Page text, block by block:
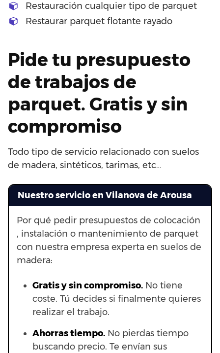
Restauración cualquier tipo de parquet
Restaurar parquet flotante rayado
Pide tu presupuesto
de trabajos de
parquet. Gratis y sin
compromiso
Todo tipo de servicio relacionado con suelos
de madera, sintéticos, tarimas, etc…
Nuestro servicio en Vilanova de Arousa
Por qué pedir presupuestos de colocación
, instalación o mantenimiento de parquet
con nuestra empresa experta en suelos de
madera:
Gratis y sin compromiso. No tiene
coste. Tú decides si finalmente quieres
realizar el trabajo.
Ahorras tiempo. No pierdas tiempo
buscando precio. Te envían sus